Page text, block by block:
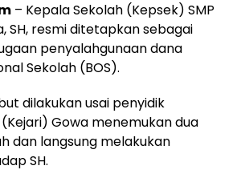
– Kepala Sekolah (Kepsek) SMP
SH, resmi ditetapkan sebagai
penyalahgunaan dana
Sekolah (BOS).
dilakukan usai penyidik
Gowa menemukan dua
dan langsung melakukan
SH.